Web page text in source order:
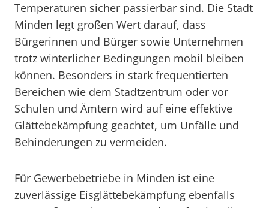
Temperaturen sicher passierbar sind. Die Stadt
Minden legt großen Wert darauf, dass
Bürgerinnen und Bürger sowie Unternehmen
trotz winterlicher Bedingungen mobil bleiben
können. Besonders in stark frequentierten
Bereichen wie dem Stadtzentrum oder vor
Schulen und Ämtern wird auf eine effektive
Glättebekämpfung geachtet, um Unfälle und
Behinderungen zu vermeiden.
Für Gewerbebetriebe in Minden ist eine
zuverlässige Eisglättebekämpfung ebenfalls